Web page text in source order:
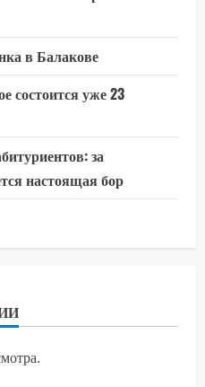
в Балакове
состоится уже 23
за
настоящая бор